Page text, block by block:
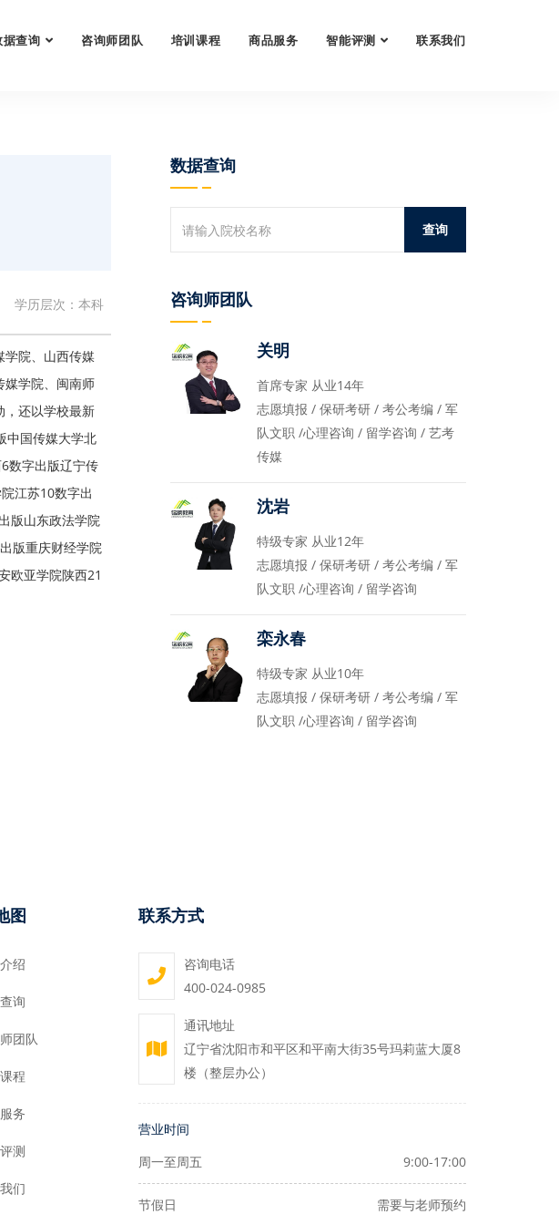
据查询 咨询师团队 培训课程 商品服务 智能评测 联系我们
学历层次：本科
学院、山西传媒
媒学院、闽南师
，还以学校最新
中国传媒大学北
数字出版辽宁传
江苏10数字出
版山东政法学院
版重庆财经学院
欧亚学院陕西21
数据查询
咨询师团队
关明
首席专家 从业14年
志愿填报 / 保研考研 / 考公考编 / 军
队文职 /心理咨询 / 留学咨询 / 艺考
传媒
沈岩
特级专家 从业12年
志愿填报 / 保研考研 / 考公考编 / 军
队文职 /心理咨询 / 留学咨询
栾永春
特级专家 从业10年
志愿填报 / 保研考研 / 考公考编 / 军
队文职 /心理咨询 / 留学咨询
图
绍
询
团队
程
务
测
们
联系方式
咨询电话
400-024-0985
通讯地址
辽宁省沈阳市和平区和平南大街35号玛莉蓝大厦8
楼（整层办公）
营业时间
周一至周五 9:00-17:00
节假日 需要与老师预约